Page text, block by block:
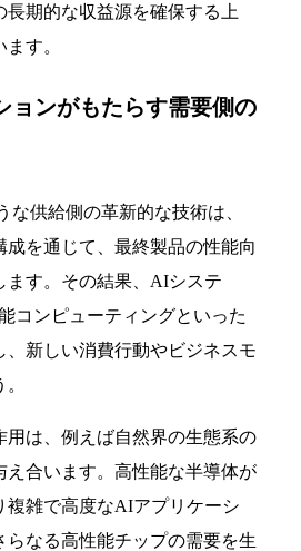
長期的な収益源を確保する上
す。
ョンがもたらす需要側の
な供給側の革新的な技術は、
を通じて、最終製品の性能向
ます。その結果、AIシステ
コンピューティングといった
、新しい消費行動やビジネスモ
用は、例えば自然界の生態系の
え合います。高性能な半導体が
複雑で高度なAIアプリケーシ
らなる高性能チップの需要を生